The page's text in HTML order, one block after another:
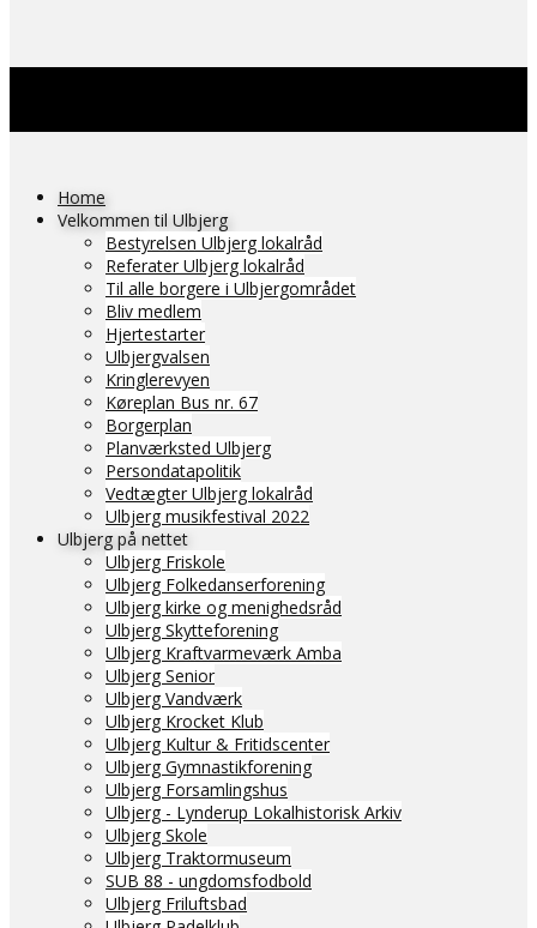
Home
Velkommen til Ulbjerg
Bestyrelsen Ulbjerg lokalråd
Referater Ulbjerg lokalråd
Til alle borgere i Ulbjergområdet
Bliv medlem
Hjertestarter
Ulbjergvalsen
Kringlerevyen
Køreplan Bus nr. 67
Borgerplan
Planværksted Ulbjerg
Persondatapolitik
Vedtægter Ulbjerg lokalråd
Ulbjerg musikfestival 2022
Ulbjerg på nettet
Ulbjerg Friskole
Ulbjerg Folkedanserforening
Ulbjerg kirke og menighedsråd
Ulbjerg Skytteforening
Ulbjerg Kraftvarmeværk Amba
Ulbjerg Senior
Ulbjerg Vandværk
Ulbjerg Krocket Klub
Ulbjerg Kultur & Fritidscenter
Ulbjerg Gymnastikforening
Ulbjerg Forsamlingshus
Ulbjerg - Lynderup Lokalhistorisk Arkiv
Ulbjerg Skole
Ulbjerg Traktormuseum
SUB 88 - ungdomsfodbold
Ulbjerg Friluftsbad